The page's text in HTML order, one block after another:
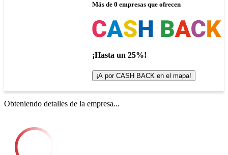
Más de 0 empresas que ofrecen
¡Hasta un 25%!
¡A por CASH BACK en el mapa!
Obteniendo detalles de la empresa...